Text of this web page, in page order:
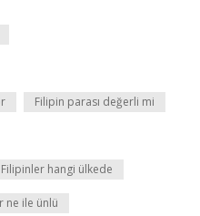
Filipin parası değerli mi
Filipinler hangi ülkede
ne ile ünlü